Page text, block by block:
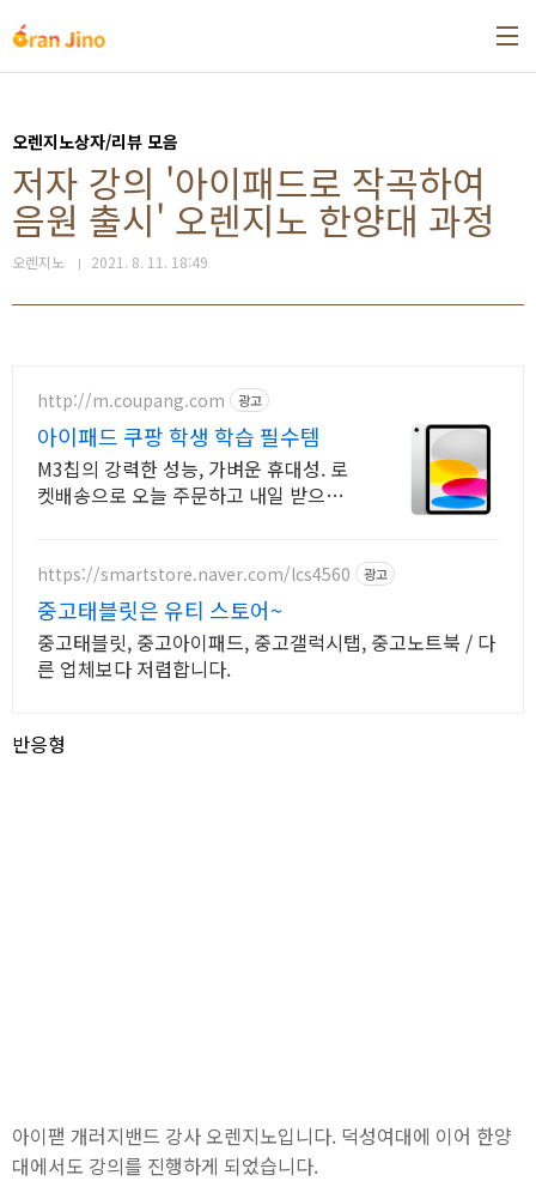
오렌지노상자/리뷰 모음
저자 강의 '아이패드로 작곡하여
음원 출시' 오렌지노 한양대 과정
오렌지노 2021. 8. 11. 18:49
http://m.coupang.com 광고
아이패드 쿠팡 학생 학습 필수템
M3칩의 강력한 성능, 가벼운 휴대성. 로
켓배송으로 오늘 주문하고 내일 받으세
https://smartstore.naver.com/lcs4560 광고
중고태블릿은 유티 스토어~
중고태블릿, 중고아이패드, 중고갤럭시탭, 중고노트북 / 다
른 업체보다 저렴합니다.
반응형
아이팯 개러지밴드 강사 오렌지노입니다. 덕성여대에 이어 한양
대에서도 강의를 진행하게 되었습니다.